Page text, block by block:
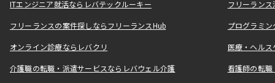
ITエンジニア就活ならレバテックルーキー フリーラン
フリーランスの案件探しならフリーランスHub プログラミ
オンライン診療ならレバクリ 医療・ヘル
介護職の転職・派遣サービスならレバウェル介護 看護師の転